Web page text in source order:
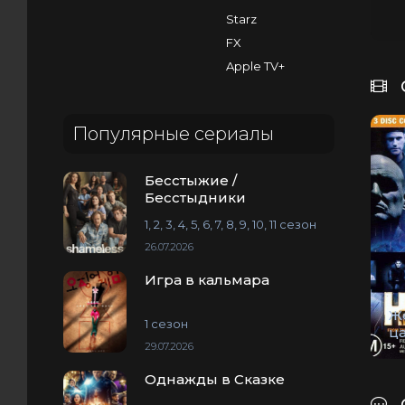
Starz
FX
Apple TV+
Популярные сериалы
Бесстыжие /
Бесстыдники
1, 2, 3, 4, 5, 6, 7, 8, 9, 10, 11 сезон
26.07.2026
Игра в кальмара
1 сезон
29.07.2026
Однажды в Сказке